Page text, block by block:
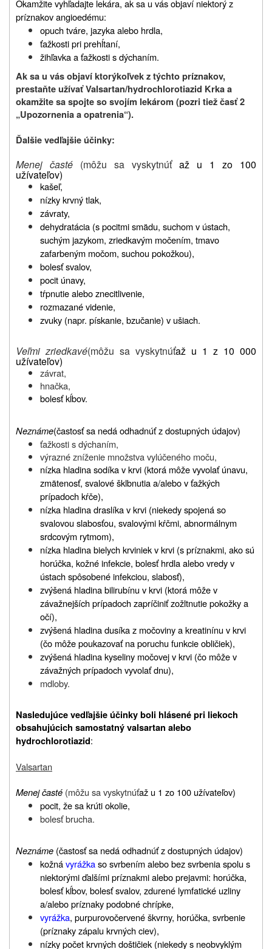
Okamžite vyhľadajte lekára, ak sa u vás objaví niektorý z
príznakov angioedému:
opuch tváre, jazyka alebo hrdla,
ťažkosti pri prehĺtaní,
žihľavka a ťažkosti s dýchaním.
Ak sa u vás objaví ktorýkoľvek z týchto príznakov,
prestaňte užívať Valsartan/hydrochlorotiazid Krka a
okamžite sa spojte so svojím lekárom (pozri tiež časť 2
„Upozornenia a opatrenia“).
Ďalšie vedľajšie účinky:
Menej časté (môžu sa vyskytnúť až u 1 zo 100
užívateľov)
kašeľ,
nízky krvný tlak,
závraty,
dehydratácia (s pocitmi smädu, suchom v ústach,
suchým jazykom, zriedkavým močením, tmavo
zafarbeným močom, suchou pokožkou),
bolesť svalov,
pocit únavy,
tŕpnutie alebo znecitlivenie,
rozmazané videnie,
zvuky (napr. pískanie, bzučanie) v ušiach.
Veľmi zriedkavé(môžu sa vyskytnúťaž u 1 z 10 000
užívateľov)
závrat,
hnačka,
bolesť kĺbov.
Neznáme(častosť sa nedá odhadnúť z dostupných údajov)
ťažkosti s dýchaním,
výrazné zníženie množstva vylúčeného moču,
nízka hladina sodíka v krvi (ktorá môže vyvolať únavu,
zmätenosť, svalové šklbnutia a/alebo v ťažkých
prípadoch kŕče),
nízka hladina draslíka v krvi (niekedy spojená so
svalovou slabosťou, svalovými kŕčmi, abnormálnym
srdcovým rytmom),
nízka hladina bielych krviniek v krvi (s príznakmi, ako sú
horúčka, kožné infekcie, bolesť hrdla alebo vredy v
ústach spôsobené infekciou, slabosť),
zvýšená hladina bilirubínu v krvi (ktorá môže v
závažnejších prípadoch zapríčiniť zožltnutie pokožky a
očí),
zvýšená hladina dusíka z močoviny a kreatinínu v krvi
(čo môže poukazovať na poruchu funkcie obličiek),
zvýšená hladina kyseliny močovej v krvi (čo môže v
závažných prípadoch vyvolať dnu),
mdloby.
Nasledujúce vedľajšie účinky boli hlásené pri liekoch
obsahujúcich samostatný valsartan alebo
hydrochlorotiazid:
Valsartan
Menej časté (môžu sa vyskytnúťaž u 1 zo 100 užívateľov)
pocit, že sa krúti okolie,
bolesť brucha.
Neznáme (častosť sa nedá odhadnúť z dostupných údajov)
kožnávyrážkaso svrbením alebo bez svrbenia spolu s
niektorými ďalšími príznakmi alebo prejavmi: horúčka,
bolesť kĺbov, bolesť svalov, zdurené lymfatické uzliny
a/alebo príznaky podobné chrípke,
vyrážka, purpurovočervené škvrny, horúčka, svrbenie
(príznaky zápalu krvných ciev),
nízky počet krvných doštičiek (niekedy s neobvyklým